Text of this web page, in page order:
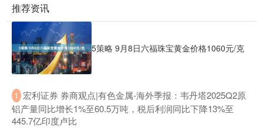
推荐资讯
5策略 9月8日六福珠宝黄金价格1060元/克
1 ​宏利证券 券商观点|有色金属-海外季报：韦丹塔2025Q2原
铝产量同比增长1%至60.5万吨，税后利润同比下降13%至
445.7亿印度卢比